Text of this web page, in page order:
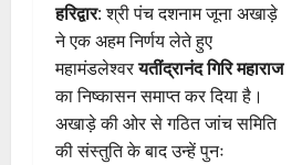
हरिद्वार: श्री पंच दशनाम जूना अखाड़े
ने एक अहम निर्णय लेते हुए
महामंडलेश्वरयतींद्रानंद गिरि महाराज
का निष्कासन समाप्त कर दिया है।
अखाड़े की ओर से गठित जांच समिति
की संस्तुति के बाद उन्हें पुनः